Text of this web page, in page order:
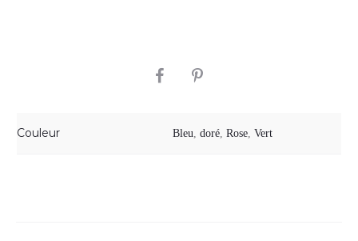
SHARE
Couleur Bleu, doré, Rose, Vert